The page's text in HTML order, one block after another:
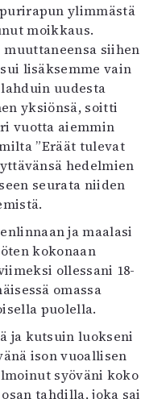
ylimmästä
moikkaus.
siihen
lisäksemme vain
uudesta
yksiönsä, soitti
vuotta aiemmin
”Eräät tulevat
hedelmien
seurata niiden
ja maalasi
kokonaan
ollessani 18-
omassa
puolella.
ja kutsuin luokseni
ison vuoallisen
syöväni koko
tahdilla, joka sai